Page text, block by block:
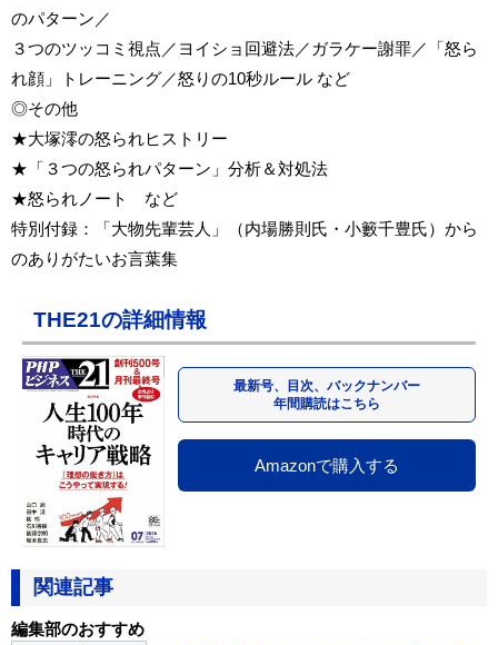
のパターン／
３つのツッコミ視点／ヨイショ回避法／ガラケー謝罪／「怒ら
れ顔」トレーニング／怒りの10秒ルール など
◎その他
★大塚澪の怒られヒストリー
★「３つの怒られパターン」分析＆対処法
★怒られノート など
特別付録：「大物先輩芸人」（内場勝則氏・小籔千豊氏）から
のありがたいお言葉集
THE21の詳細情報
最新号、目次、バックナンバー
年間購読はこちら
Amazonで購入する
関連記事
編集部のおすすめ